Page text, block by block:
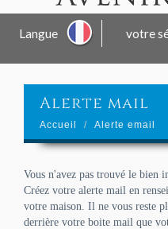
Langue votre
alerte mail
Accueil Alerte email
Vous n'avez pas trouvé le bien
Créez votre alerte mail en
votre maison. Il ne vous reste
derrière votre boite mail que